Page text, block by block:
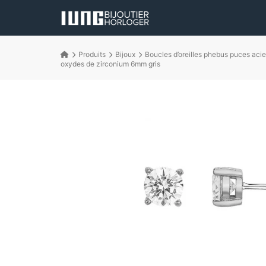
Produits Bijoux
Boucles d’oreilles phebus puces
oxydes de zirconium 6mm gris